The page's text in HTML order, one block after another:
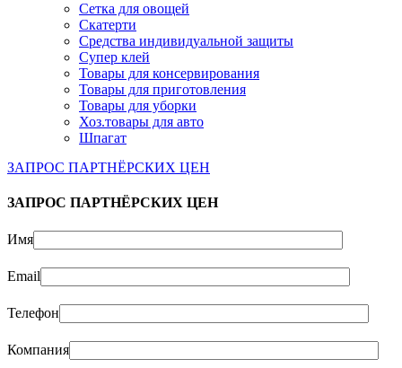
Сетка для овощей
Скатерти
Средства индивидуальной защиты
Супер клей
Товары для консервирования
Товары для приготовления
Товары для уборки
Хоз.товары для авто
Шпагат
ЗАПРОС ПАРТНЁРСКИХ ЦЕН
ЗАПРОС ПАРТНЁРСКИХ ЦЕН
Имя
Email
Телефон
Компания